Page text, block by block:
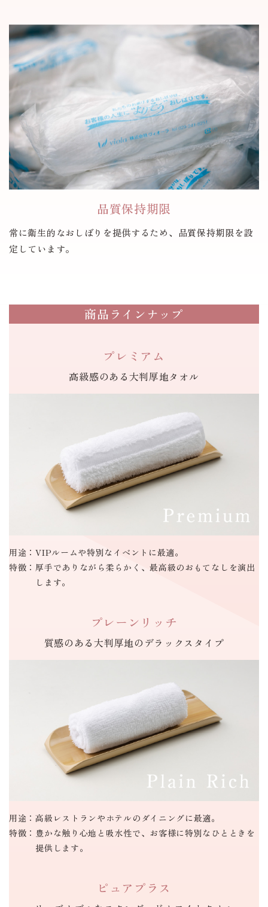
品質保持期限
常に衛生的なおしぼりを提供するため、品質保持期限を設
定しています。
商品ラインナップ
プレミアム
高級感のある大判厚地タオル
用途：VIPルームや特別なイベントに最適。
特徴： 厚手でありながら柔らかく、最高級のおもてなしを演出
します。
プレーンリッチ
質感のある大判厚地のデラックスタイプ
用途：高級レストランやホテルのダイニングに最適。
特徴： 豊かな触り心地と吸水性で、お客様に特別なひとときを
提供します。
ピュアプラス